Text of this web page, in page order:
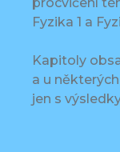
Fyzika 1 a
Kapitoly
a u
jen s